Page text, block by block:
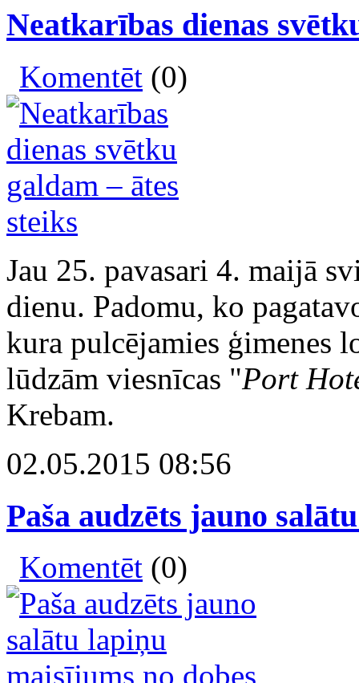
Neatkarības dienas
Komentēt (0)
Jau 25. pavasari 4. maijā
dienu. Padomu, ko
kura pulcējamies ģimenes
lūdzām viesnīcas "Port
Krebam.
02.05.2015 08:56
Paša audzēts jauno
Komentēt (0)